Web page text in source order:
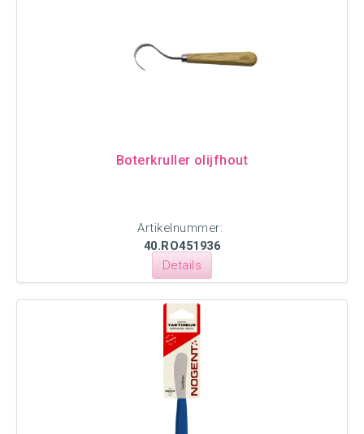
Boterkruller olijfhout
Artikelnummer:
40.RO451936
Details